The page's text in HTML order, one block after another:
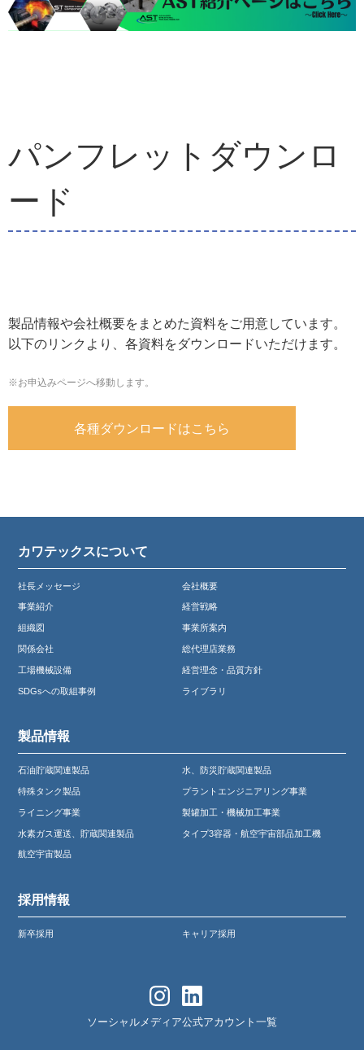
パンフレットダウンロ
ード
製品情報や会社概要をまとめた資料をご用意しています。
以下のリンクより、各資料をダウンロードいただけます。
※お申込みページへ移動します。
各種ダウンロードはこちら
カワテックスについて
社長メッセージ 会社概要
事業紹介 経営戦略
組織図 事業所案内
関係会社 総代理店業務
工場機械設備 経営理念・品質方針
SDGsへの取組事例 ライブラリ
製品情報
石油貯蔵関連製品 水、防災貯蔵関連製品
特殊タンク製品 プラントエンジニアリング事業
ライニング事業 製罐加工・機械加工事業
水素ガス運送、貯蔵関連製品 タイプ3容器・航空宇宙部品加工機
航空宇宙製品
採用情報
新卒採用 キャリア採用
ソーシャルメディア公式アカウント一覧